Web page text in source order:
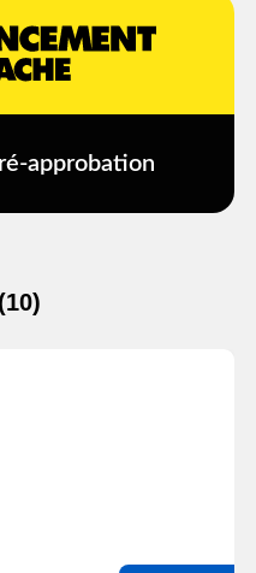
approbation